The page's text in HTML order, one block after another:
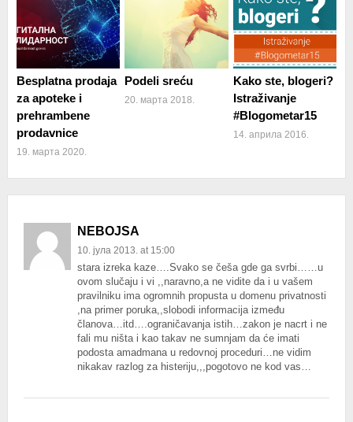
Besplatna prodaja
za apoteke i
prehrambene
prodavnice
19. марта 2020.
Podeli sreću
20. марта 2018.
Kako ste, blogeri?
Istraživanje
#Blogometar15
14. априла 2016.
NEBOJSA
10. јула 2013. at 15:00
stara izreka kaze….Svako se češa gde ga svrbi……u
ovom slučaju i vi ,,naravno,a ne vidite da i u vašem
pravilniku ima ogromnih propusta u domenu privatnosti
,na primer poruka,,slobodi informacija između
članova…itd….ograničavanja istih…zakon je nacrt i ne
fali mu ništa i kao takav ne sumnjam da će imati
podosta amadmana u redovnoj proceduri…ne vidim
nikakav razlog za histeriju,,,pogotovo ne kod vas…